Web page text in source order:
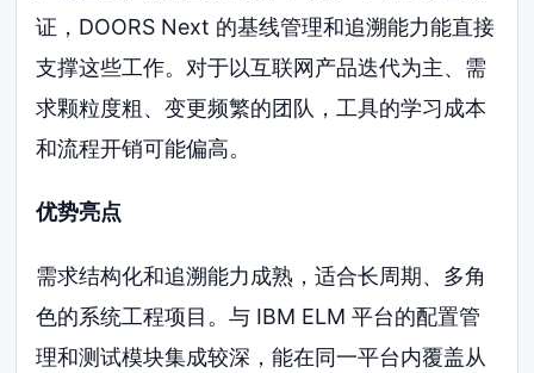
证，DOORS Next 的基线管理和追溯能力能直接
支撑这些工作。对于以互联网产品迭代为主、需
求颗粒度粗、变更频繁的团队，工具的学习成本
和流程开销可能偏高。
优势亮点
需求结构化和追溯能力成熟，适合长周期、多角
色的系统工程项目。与 IBM ELM 平台的配置管
理和测试模块集成较深，能在同一平台内覆盖从